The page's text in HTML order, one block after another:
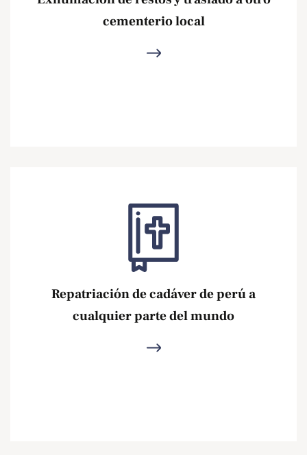
cementerio local
Repatriación de cadáver de perú a
cualquier parte del mundo